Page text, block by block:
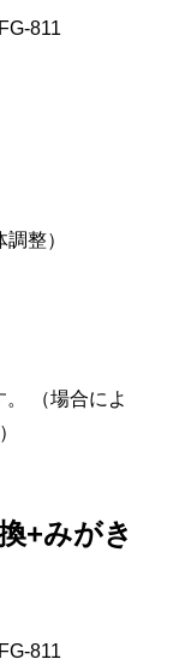
811
整）
（場合によ
+みがき
811